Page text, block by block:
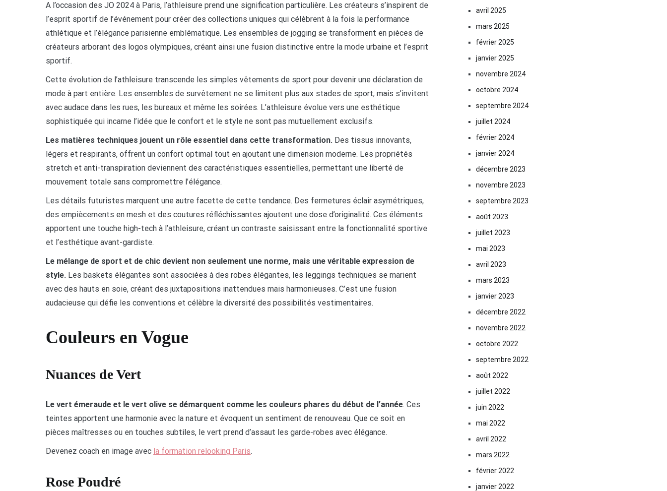
A l’occasion des JO 2024 à Paris, l’athleisure prend une signification particulière. Les créateurs s’inspirent de
l’esprit sportif de l’événement pour créer des collections uniques qui célèbrent à la fois la performance
athlétique et l’élégance parisienne emblématique. Les ensembles de jogging se transforment en pièces de
créateurs arborant des logos olympiques, créant ainsi une fusion distinctive entre la mode urbaine et l’esprit
sportif.
Cette évolution de l’athleisure transcende les simples vêtements de sport pour devenir une déclaration de
mode à part entière. Les ensembles de survêtement ne se limitent plus aux stades de sport, mais s’invitent
avec audace dans les rues, les bureaux et même les soirées. L’athleisure évolue vers une esthétique
sophistiquée qui incarne l’idée que le confort et le style ne sont pas mutuellement exclusifs.
Les matières techniques jouent un rôle essentiel dans cette transformation. Des tissus innovants,
légers et respirants, offrent un confort optimal tout en ajoutant une dimension moderne. Les propriétés
stretch et anti-transpiration deviennent des caractéristiques essentielles, permettant une liberté de
mouvement totale sans compromettre l’élégance.
Les détails futuristes marquent une autre facette de cette tendance. Des fermetures éclair asymétriques,
des empiècements en mesh et des coutures réfléchissantes ajoutent une dose d’originalité. Ces éléments
apportent une touche high-tech à l’athleisure, créant un contraste saisissant entre la fonctionnalité sportive
et l’esthétique avant-gardiste.
Le mélange de sport et de chic devient non seulement une norme, mais une véritable expression de
style. Les baskets élégantes sont associées à des robes élégantes, les leggings techniques se marient
avec des hauts en soie, créant des juxtapositions inattendues mais harmonieuses. C’est une fusion
audacieuse qui défie les conventions et célèbre la diversité des possibilités vestimentaires.
Couleurs en Vogue
Nuances de Vert
Le vert émeraude et le vert olive se démarquent comme les couleurs phares du début de l’année. Ces
teintes apportent une harmonie avec la nature et évoquent un sentiment de renouveau. Que ce soit en
pièces maîtresses ou en touches subtiles, le vert prend d’assaut les garde-robes avec élégance.
Devenez coach en image avec la formation relooking Paris.
Rose Poudré
avril 2025
mars 2025
février 2025
janvier 2025
novembre 2024
octobre 2024
septembre 2024
juillet 2024
février 2024
janvier 2024
décembre 2023
novembre 2023
septembre 2023
août 2023
juillet 2023
mai 2023
avril 2023
mars 2023
janvier 2023
décembre 2022
novembre 2022
octobre 2022
septembre 2022
août 2022
juillet 2022
juin 2022
mai 2022
avril 2022
mars 2022
février 2022
janvier 2022